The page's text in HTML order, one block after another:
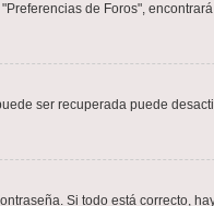
de Foros",
ser recuperada puede
Si todo está correcto,